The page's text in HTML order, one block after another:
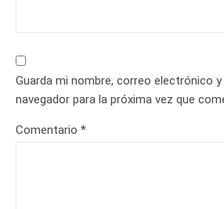
Guarda mi nombre, correo electrónico
navegador para la próxima vez que
Comentario *